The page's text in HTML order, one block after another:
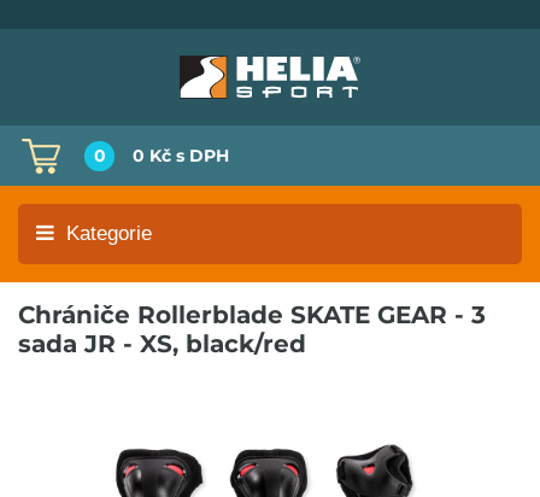
0 0 Kč s DPH
Kategorie
Chrániče Rollerblade SKATE GEAR - 3
sada JR - XS, black/red